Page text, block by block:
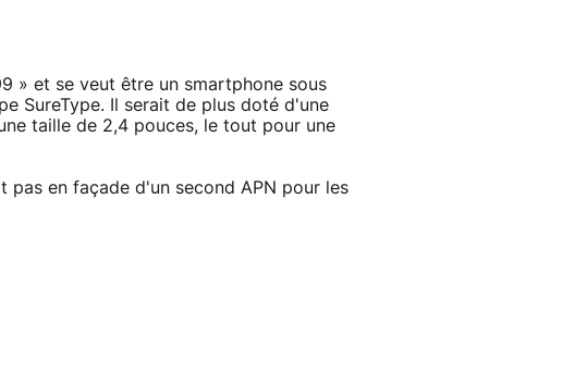
» et se veut être un smartphone sous
SureType. Il serait de plus doté d'une
taille de 2,4 pouces, le tout pour une
pas en façade d'un second APN pour les